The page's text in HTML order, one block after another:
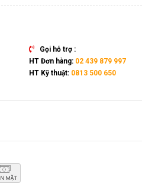
Gọi hỗ trợ :
HT Đơn hàng: 02 439 879 997
HT Kỹ thuật: 0813 500 650